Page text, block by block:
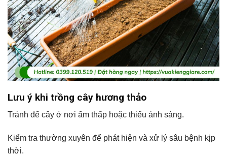
Lưu ý khi trồng cây hương thảo
Tránh để cây ở nơi ẩm thấp hoặc thiếu ánh sáng.
Kiểm tra thường xuyên để phát hiện và xử lý sâu bệnh kịp
thời.